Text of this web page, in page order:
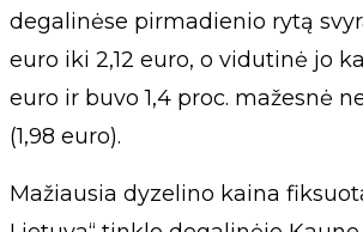
degalinėse pirmadienio rytą
euro iki 2,12 euro, o vidutinė jo
euro ir buvo 1,4 proc. mažesnė
(1,98 euro).
Mažiausia dyzelino kaina